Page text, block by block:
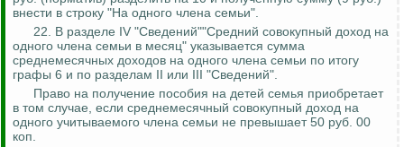
внести в строку "На одного члена семьи".
22. В разделе IV "Сведений""Средний совокупный доход на
одного члена семьи в месяц" указывается сумма
среднемесячных доходов на одного члена семьи по итогу
графы 6 и по разделам II или III "Сведений".
Право на получение пособия на детей семья приобретает
в том случае, если среднемесячный совокупный доход на
одного учитываемого члена семьи не превышает 50 руб. 00
коп.